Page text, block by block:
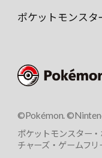
ポケットモンスタ
©Pokémon.
ポケットモンスター
チャーズ・ゲームフリ